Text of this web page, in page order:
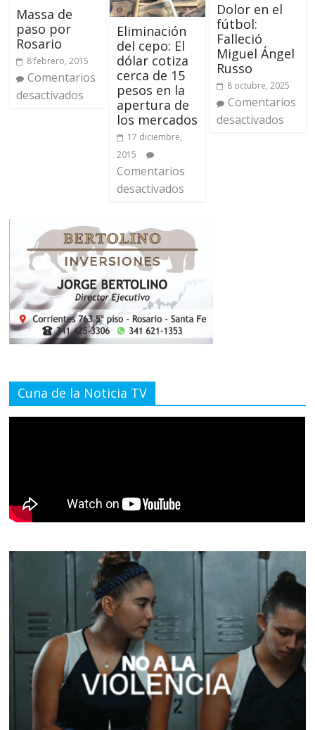
Massa de
paso por
Rosario
8 febrero, 2015
Comentarios
desactivados
Eliminación
del cepo: El
dólar cotiza
cerca de 15
pesos en la
apertura de
los mercados
17 diciembre,
2015
Comentarios
desactivados
Dolor en el
fútbol:
Falleció
Miguel Ángel
Russo
8 octubre, 2025
Comentarios
desactivados
Cuna de la Noticia TV